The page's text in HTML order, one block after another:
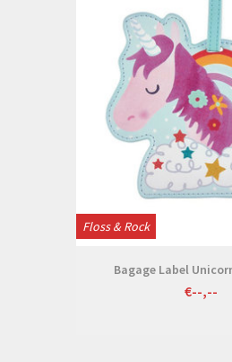
Floss & Rock
Bagage Label
€--,--